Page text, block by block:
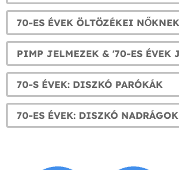
70-S ÉVEK: DISZKÓ PARÓKÁK
70-ES ÉVEK: DISZKÓ NADRÁGOK